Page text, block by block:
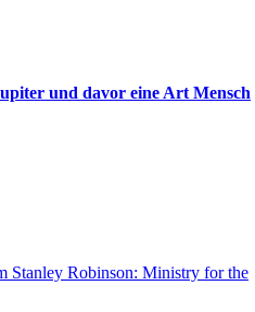
Stanley Robinson: Ministry for the